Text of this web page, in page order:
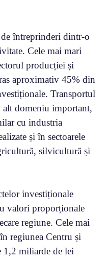
de întreprinderi dintr-o
Cele mai mari
producției și
aproximativ 45% din
Transportul
alt domeniu important,
cu industria
și în sectoarele
silvicultură și
investiționale
valori proporționale
regiune. Cele mai
regiunea Centru și
1,2 miliarde de lei